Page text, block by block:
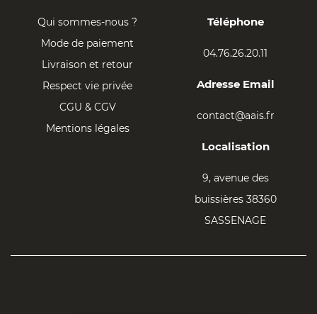
Qui sommes-nous ?
Mode de paiement
Livraison et retour
Respect vie privée
CGU & CGV
Mentions légales
Téléphone
04.76.26.20.11
Adresse Email
contact@aais.fr
Localisation
9, avenue des
buissières 38360
SASSENAGE